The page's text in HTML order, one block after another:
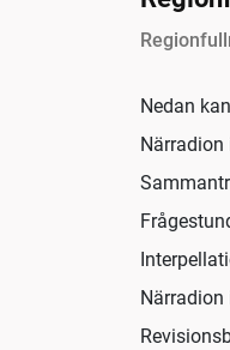
Nedan